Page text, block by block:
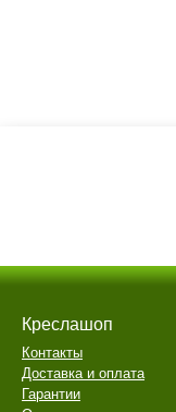
Креслашоп
Контакты
Доставка и оплата
Гарантии